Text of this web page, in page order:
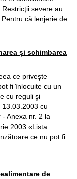
severe au
că lenjerie de
și schimbarea
ce priveşte
fi înlocuite cu un
cu reguli şi
cu
Anexa nr. 2 la
2003 «Lista
ce nu pot fi
de